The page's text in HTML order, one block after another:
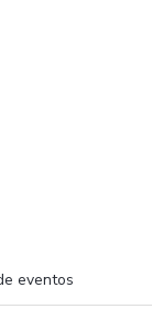
eventos